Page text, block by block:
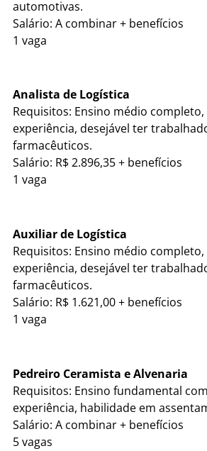
automotivas.
Salário: A combinar + benefícios
1 vaga
Analista de Logística
Requisitos: Ensino médio completo,
experiência, desejável ter
farmacêuticos.
Salário: R$ 2.896,35 + benefícios
1 vaga
Auxiliar de Logística
Requisitos: Ensino médio completo,
experiência, desejável ter
farmacêuticos.
Salário: R$ 1.621,00 + benefícios
1 vaga
Pedreiro Ceramista e Alvenaria
Requisitos: Ensino fundamental
experiência, habilidade em
Salário: A combinar + benefícios
5 vagas